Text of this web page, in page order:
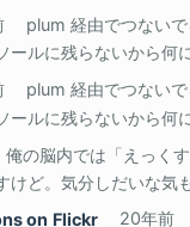
plum 経由でつない
ールに残らないから何
plum 経由でつない
ールに残らないから何
俺の脳内では「えっく
けど。気分しだいな気
on Flickr
20年前